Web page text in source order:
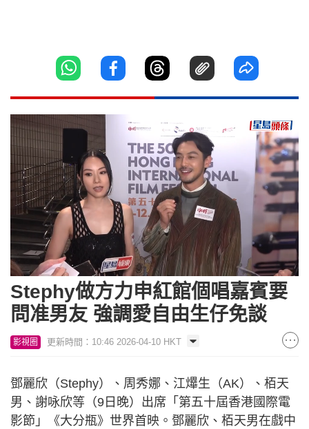
Unmute Loaded:
10.94%
Stephy做方力申紅館個唱嘉賓要
問准男友 強調愛自由生仔免談
影視圈 更新時間：10:46 2026-04-10 HKT
鄧麗欣（Stephy）、周秀娜、江𤒹生（AK）、栢天
男、謝咏欣等（9日晚）出席「第五十屆香港國際電
影節」《大分瓶》世界首映。鄧麗欣、栢天男在戲中